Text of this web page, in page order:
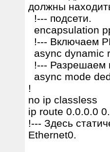
должны
!--- подсети.
encapsulation
!--- Включаем
async dynamic
!--- Разрешаем
async mode
!
no ip classless
ip route 0.0.0.0
!--- Здесь
Ethernet0.